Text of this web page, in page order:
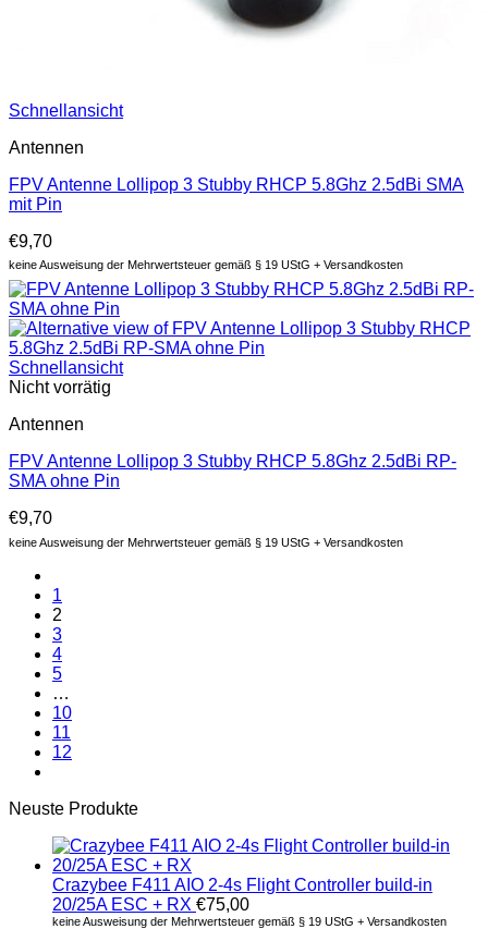
Schnellansicht
Antennen
FPV Antenne Lollipop 3 Stubby RHCP 5.8Ghz 2.5dBi SMA
mit Pin
€9,70
keine Ausweisung der Mehrwertsteuer gemäß § 19 UStG + Versandkosten
Schnellansicht
Nicht vorrätig
Antennen
FPV Antenne Lollipop 3 Stubby RHCP 5.8Ghz 2.5dBi RP-
SMA ohne Pin
€9,70
keine Ausweisung der Mehrwertsteuer gemäß § 19 UStG + Versandkosten
1
2
3
4
5
…
10
11
12
Neuste Produkte
Crazybee F411 AIO 2-4s Flight Controller build-in
20/25A ESC + RX €75,00
keine Ausweisung der Mehrwertsteuer gemäß § 19 UStG + Versandkosten